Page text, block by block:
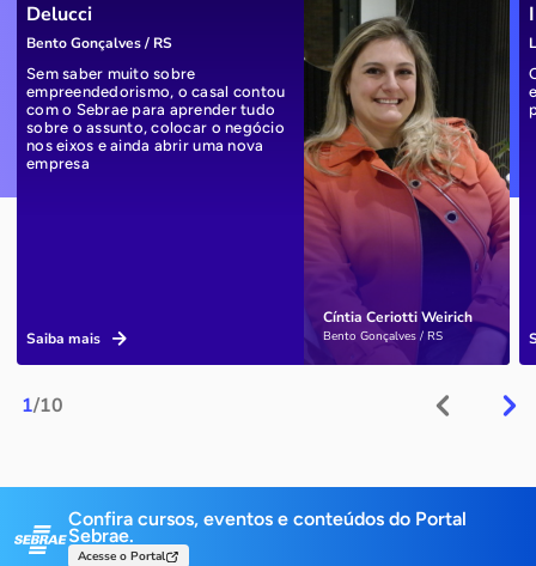
1/10
Cíntia Ceriotti Weirich
Bento Gonçalves / RS
Delucci
Bento Gonçalves / RS
Sem saber muito sobre
empreendedorismo, o casal contou
com o Sebrae para aprender tudo
sobre o assunto, colocar o negócio
nos eixos e ainda abrir uma nova
empresa
Saiba mais
Confira cursos, eventos e conteúdos do Portal
Sebrae.
Acesse o Portal